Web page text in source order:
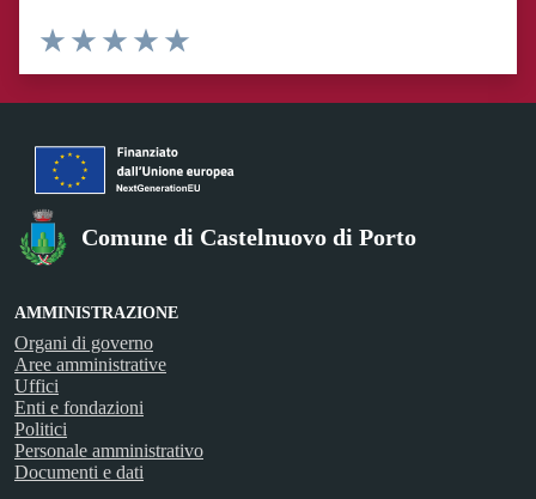
Comune di Castelnuovo di Porto
AMMINISTRAZIONE
Organi di governo
Aree amministrative
Uffici
Enti e fondazioni
Politici
Personale amministrativo
Documenti e dati